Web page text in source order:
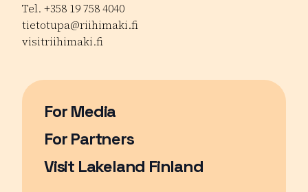
Tel. +358 19 758 4040
tietotupa@riihimaki.fi
visitriihimaki.fi
For Media
For Partners
Visit Lakeland Finland
Sivu avautuu uudessa ikkunassa